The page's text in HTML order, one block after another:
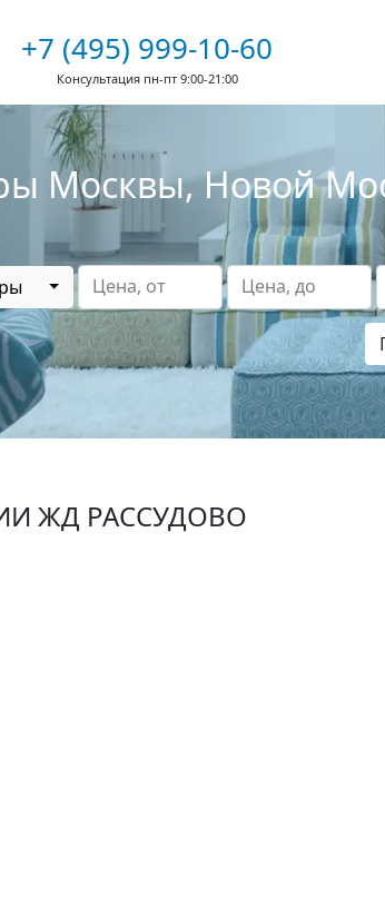
+7 (495) 999-10-60
Консультация пн-пт 9:00-21:00
Москвы, Новой
Цена, от Цена, до
ЖД РАССУДОВО